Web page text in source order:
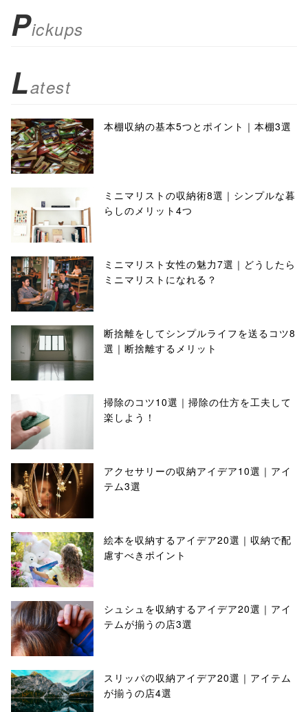
Pickups
Latest
本棚収納の基本5つとポイント｜本棚3選
ミニマリストの収納術8選｜シンプルな暮
らしのメリット4つ
ミニマリスト女性の魅力7選｜どうしたら
ミニマリストになれる？
断捨離をしてシンプルライフを送るコツ8
選｜断捨離するメリット
掃除のコツ10選｜掃除の仕方を工夫して
楽しよう！
アクセサリーの収納アイデア10選｜アイ
テム3選
絵本を収納するアイデア20選｜収納で配
慮すべきポイント
シュシュを収納するアイデア20選｜アイ
テムが揃うの店3選
スリッパの収納アイデア20選｜アイテム
が揃うの店4選